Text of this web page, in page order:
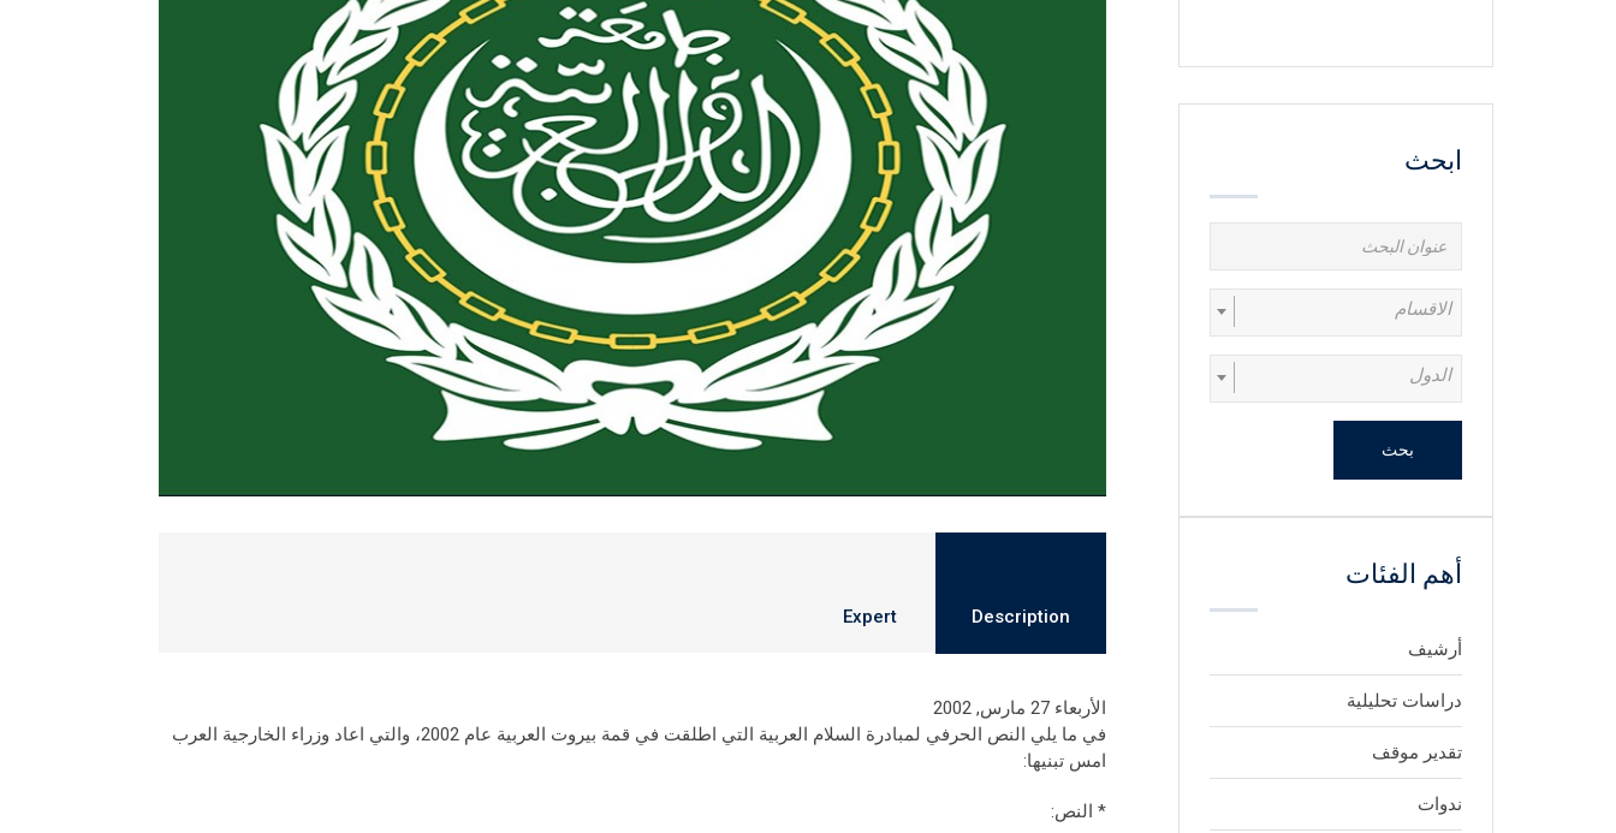
Description
Expert
الأربعاء 27 مارس, 2002
في ما يلي النص الحرفي لمبادرة السلام العربية التي اطلقت في قمة بيروت العربية عام 2002، والتي اعاد وزراء الخارجية العرب
امس تبنيها:
* النص:
ابحث
الاقسام
الدول
بحث
أهم الفئات
أرشيف
دراسات تحليلية
تقدير موقف
ندوات